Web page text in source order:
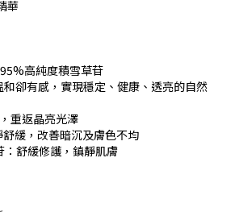
華
高純度積雪草苷
卻有感，實現穩定、健康、透亮的自然
重返晶亮光澤
緩，改善暗沉及膚色不均
舒緩修護，鎮靜肌膚